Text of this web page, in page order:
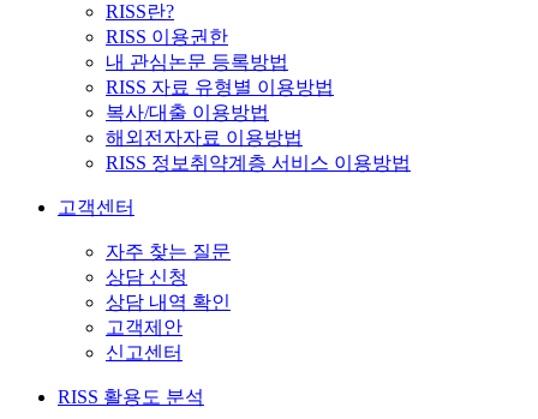
RISS란?
RISS 이용권한
내 관심논문 등록방법
RISS 자료 유형별 이용방법
복사/대출 이용방법
해외전자자료 이용방법
RISS 정보취약계층 서비스 이용방법
고객센터
자주 찾는 질문
상담 신청
상담 내역 확인
고객제안
신고센터
RISS 활용도 분석